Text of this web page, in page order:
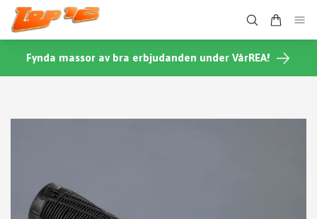
Fynda massor av bra erbjudanden under VårREA!